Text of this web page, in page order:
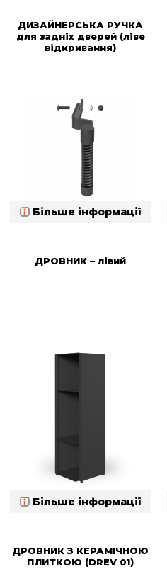
ДИЗАЙНЕРСЬКА РУЧКА
для задніх дверей (ліве
відкривання)
Більше інформації
ДРОВНИК – лівий
Більше інформації
ДРОВНИК З КЕРАМІЧНОЮ
ПЛИТКОЮ (DREV 01)